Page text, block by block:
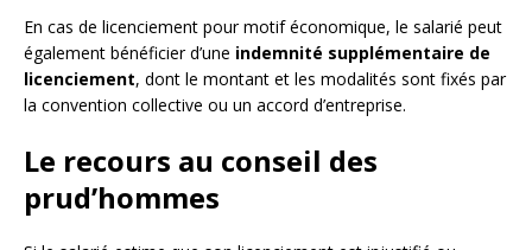
En cas de licenciement pour motif économique, le salarié peut
également bénéficier d’une indemnité supplémentaire de
licenciement, dont le montant et les modalités sont fixés par
la convention collective ou un accord d’entreprise.
Le recours au conseil des
prud’hommes